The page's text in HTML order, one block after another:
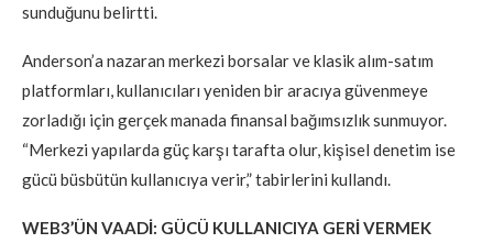
sunduğunu belirtti.
Anderson’a nazaran merkezi borsalar ve klasik alım-satım
platformları, kullanıcıları yeniden bir aracıya güvenmeye
zorladığı için gerçek manada finansal bağımsızlık sunmuyor.
“Merkezi yapılarda güç karşı tarafta olur, kişisel denetim ise
gücü büsbütün kullanıcıya verir,” tabirlerini kullandı.
WEB3’ÜN VAADİ: GÜCÜ KULLANICIYA GERİ VERMEK